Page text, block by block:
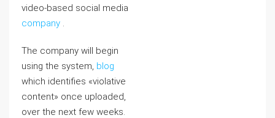
video-based social media
company .
The company will begin
using the system, blog
which identifies «violative
content» once uploaded,
over the next few weeks.